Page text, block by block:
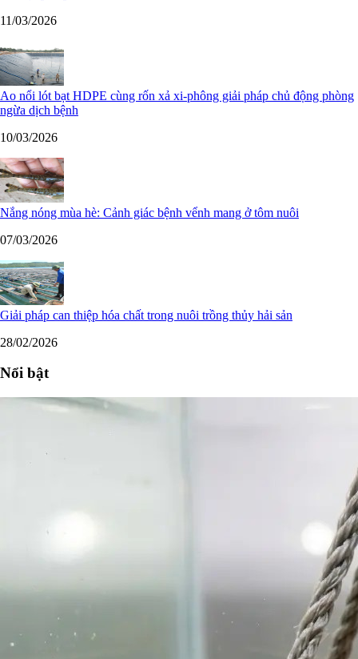
11/03/2026
Ao nổi lót bạt HDPE cùng rốn xả xi-phông giải pháp chủ động phòng
ngừa dịch bệnh
10/03/2026
Nắng nóng mùa hè: Cảnh giác bệnh vểnh mang ở tôm nuôi
07/03/2026
Giải pháp can thiệp hóa chất trong nuôi trồng thủy hải sản
28/02/2026
Nổi bật